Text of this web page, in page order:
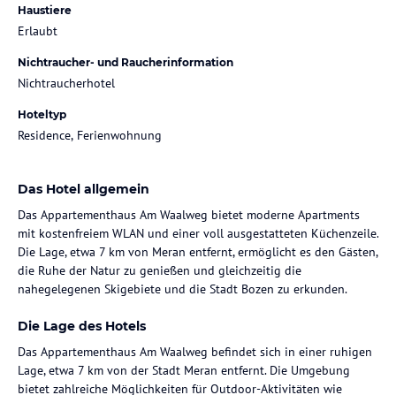
Haustiere
Erlaubt
Nichtraucher- und Raucherinformation
Nichtraucherhotel
Hoteltyp
Residence, Ferienwohnung
Das Hotel allgemein
Das Appartementhaus Am Waalweg bietet moderne Apartments
mit kostenfreiem WLAN und einer voll ausgestatteten Küchenzeile.
Die Lage, etwa 7 km von Meran entfernt, ermöglicht es den Gästen,
die Ruhe der Natur zu genießen und gleichzeitig die
nahegelegenen Skigebiete und die Stadt Bozen zu erkunden.
Die Lage des Hotels
Das Appartementhaus Am Waalweg befindet sich in einer ruhigen
Lage, etwa 7 km von der Stadt Meran entfernt. Die Umgebung
bietet zahlreiche Möglichkeiten für Outdoor-Aktivitäten wie